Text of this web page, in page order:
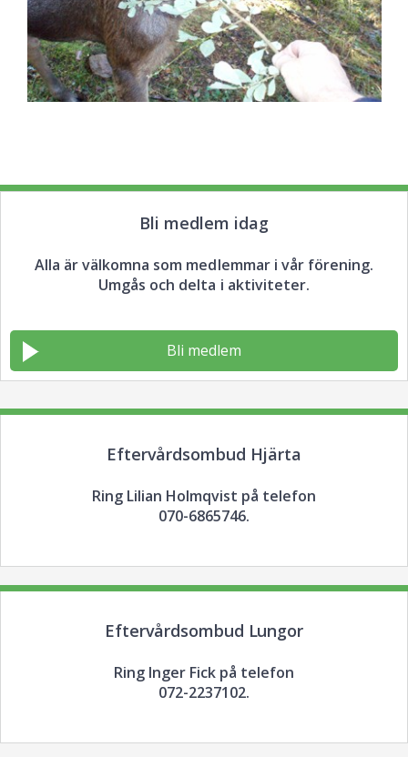
Bli medlem idag
Alla är välkomna som medlemmar i vår förening.
Umgås och delta i aktiviteter.
Bli medlem
Eftervårdsombud Hjärta
Ring Lilian Holmqvist på telefon
070-6865746.
Eftervårdsombud Lungor
Ring Inger Fick på telefon
072-2237102.